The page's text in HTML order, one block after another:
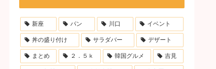
新座 パン 川口 イベント
丼の盛り付け サラダバー デザート
まとめ ２．５ｋ 韓国グルメ 吉見